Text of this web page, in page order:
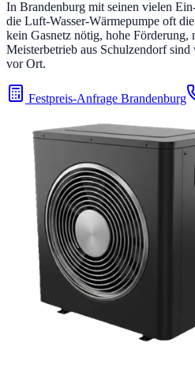
In Brandenburg mit seinen vielen
die Luft-Wasser-Wärmepumpe oft
kein Gasnetz nötig, hohe Förderung,
Meisterbetrieb aus Schulzendorf
vor Ort.
Festpreis-Anfrage Brandenburg